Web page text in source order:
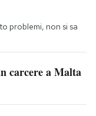
problemi, non si sa
carcere a Malta